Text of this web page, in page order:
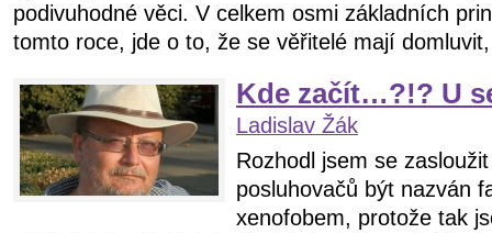
podivuhodné věci. V celkem osmi základních
tomto roce, jde o to, že se věřitelé mají
Kde začít…?!? U
Ladislav Žák
Rozhodl jsem se
posluhovačů být nazván
xenofobem, protože tak